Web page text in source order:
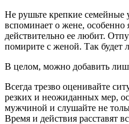
Не рушьте крепкие
вспоминает о жене,
действительно ее любит.
помирите с женой. Так будет
В целом, можно добавить
Всегда трезво оценивайте
резких и неожиданных мер,
мужчиной и слушайте не
Время и действия расставят